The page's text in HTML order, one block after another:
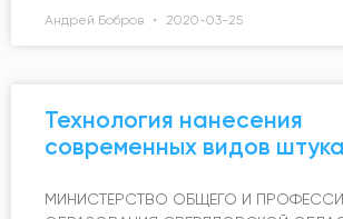
Андрей Бобров 2020-03-25
Технология нанесения
современных видов
МИНИСТЕРСТВО ОБЩЕГО И